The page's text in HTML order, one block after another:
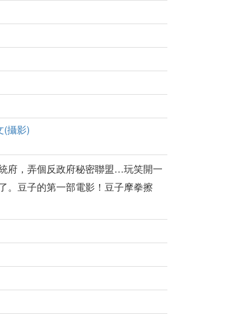
(攝影)
府，弄個反政府秘密聯盟…玩笑開一
。豆子的第一部電影！豆子摩拳擦